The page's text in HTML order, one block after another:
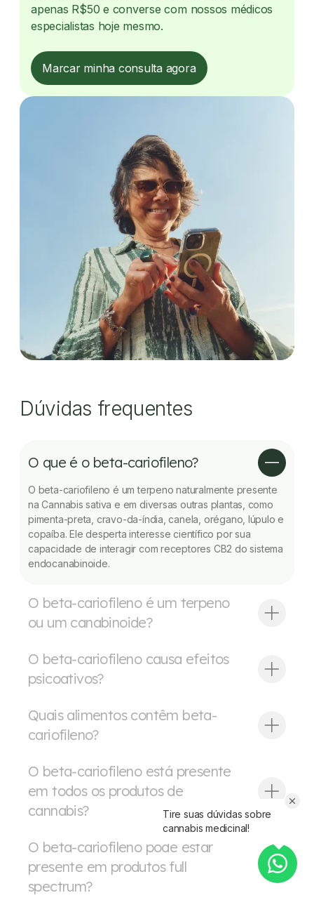
apenas R$50 e converse com nossos médicos
especialistas hoje mesmo.
Marcar minha consulta agora
Dúvidas frequentes
O que é o beta-cariofileno?
O beta-cariofileno é um terpeno naturalmente presente
na Cannabis sativa e em diversas outras plantas, como
pimenta-preta, cravo-da-índia, canela, orégano, lúpulo e
copaíba. Ele desperta interesse científico por sua
capacidade de interagir com receptores CB2 do sistema
endocanabinoide.
O beta-cariofileno é um terpeno
ou um canabinoide?
O beta-cariofileno causa efeitos
psicoativos?
Quais alimentos contêm beta-
cariofileno?
O beta-cariofileno está presente
em todos os produtos de
cannabis?
produtos de cannabis
O beta-cariofileno pode estar
presente em produtos full
spectrum?
Tire suas dúvidas sobre
cannabis medicinal!